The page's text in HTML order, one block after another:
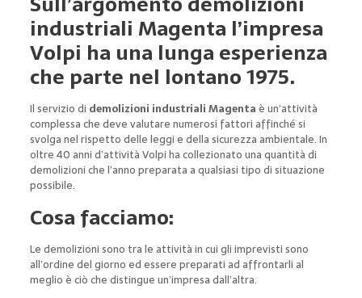
industriali Magenta l’impresa
Volpi ha una lunga esperienza
che parte nel lontano 1975.
Il servizio di demolizioni industriali Magentaè un’attività
complessa che deve valutare numerosi fattori affinché si
svolga nel rispetto delle leggi e della sicurezza ambientale. In
oltre 40 anni d’attività Volpi ha collezionato una quantità di
demolizioni che l’anno preparata a qualsiasi tipo di situazione
possibile.
Cosa facciamo:
Le demolizioni sono tra le attività in cui gli imprevisti sono
all’ordine del giorno ed essere preparati ad affrontarli al
meglio è ciò che distingue un’impresa dall’altra.